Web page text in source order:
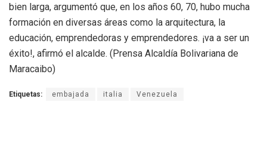
bien larga, argumentó que, en los años 60, 70, hubo mucha
formación en diversas áreas como la arquitectura, la
educación, emprendedoras y emprendedores. ¡va a ser un
éxito!, afirmó el alcalde. (Prensa Alcaldía Bolivariana de
Maracaibo)
Etiquetas: embajada italia Venezuela